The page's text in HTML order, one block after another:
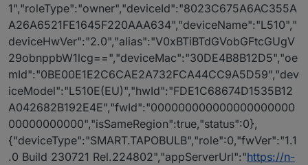
1","roleType":"owner","deviceId":"8023C675A6AC355A
A26A6521FE1645F220AAA634","deviceName":"L510","
deviceHwVer":"2.0","alias":"V0xBTiBTdGVobGFtcGUgV
29obnppbW1lcg==","deviceMac":"30DE4B8B12D5","oe
mId":"0BE00E1E2C6CAE2A732FCA44CC9A5D59","dev
iceModel":"L510E(EU)","hwId":"FDE1C68674D1535B12
A042682B192E4E","fwId":"000000000000000000000
00000000000","isSameRegion":true,"status":0},
{"deviceType":"SMART.TAPOBULB","role":0,"fwVer":"1.1
.0 Build 230721 Rel.224802","appServerUrl":"https://n-